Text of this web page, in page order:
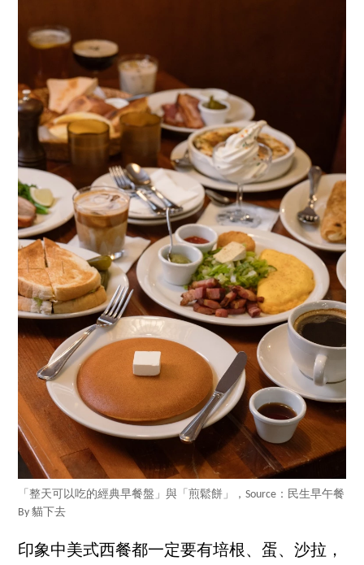
「整天可以吃的經典早餐盤」與「煎鬆餅」，Source：民生早午餐
By 貓下去
印象中美式西餐都一定要有培根、蛋、沙拉，